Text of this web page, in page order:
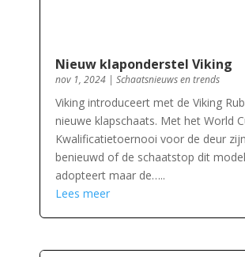
Nieuw klaponderstel Viking
nov 1, 2024| Schaatsnieuws en trends
Viking introduceert met de Viking
nieuwe klapschaats. Met het World
Kwalificatietoernooi voor de deur
benieuwd of de schaatstop dit
adopteert maar de…..
Lees meer